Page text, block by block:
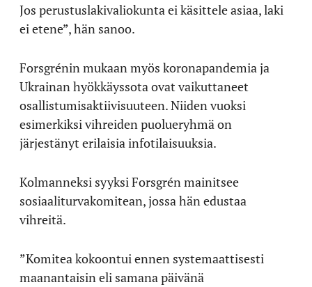
Jos perustuslakivaliokunta ei käsittele asiaa, laki
ei etene”, hän sanoo.
Forsgrénin mukaan myös koronapandemia ja
Ukrainan hyökkäyssota ovat vaikuttaneet
osallistumisaktiivisuuteen. Niiden vuoksi
esimerkiksi vihreiden puolueryhmä on
järjestänyt erilaisia infotilaisuuksia.
Kolmanneksi syyksi Forsgrén mainitsee
sosiaaliturvakomitean, jossa hän edustaa
vihreitä.
”Komitea kokoontui ennen systemaattisesti
maanantaisin eli samana päivänä